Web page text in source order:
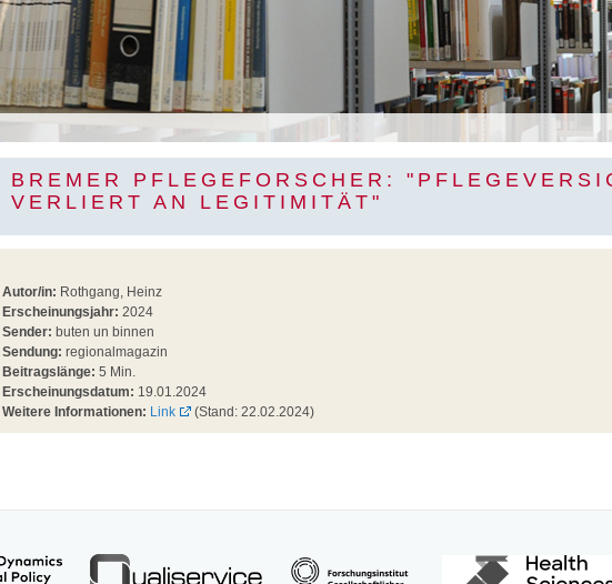
BREMER PFLEGEFORSCHER:
VERLIERT AN LEGITIMITÄT"
Autor/in: Rothgang, Heinz
Erscheinungsjahr: 2024
Sender: buten un binnen
Sendung: regionalmagazin
Beitragslänge: 5 Min.
Erscheinungsdatum: 19.01.2024
Weitere Informationen: Link (Stand: 22.02.2024)